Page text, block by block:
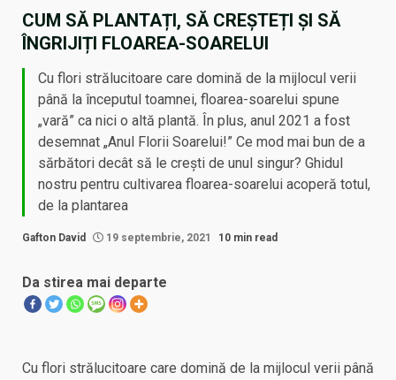
CUM SĂ PLANTAȚI, SĂ CREȘTEȚI ȘI SĂ
ÎNGRIJIȚI FLOAREA-SOARELUI
Cu flori strălucitoare care domină de la mijlocul verii
până la începutul toamnei, floarea-soarelui spune
„vară” ca nici o altă plantă. În plus, anul 2021 a fost
desemnat „Anul Florii Soarelui!” Ce mod mai bun de a
sărbători decât să le crești de unul singur? Ghidul
nostru pentru cultivarea floarea-soarelui acoperă totul,
de la plantarea
Gafton David 19 septembrie, 2021 10 min read
Da stirea mai departe
Cu flori strălucitoare care domină de la mijlocul verii până